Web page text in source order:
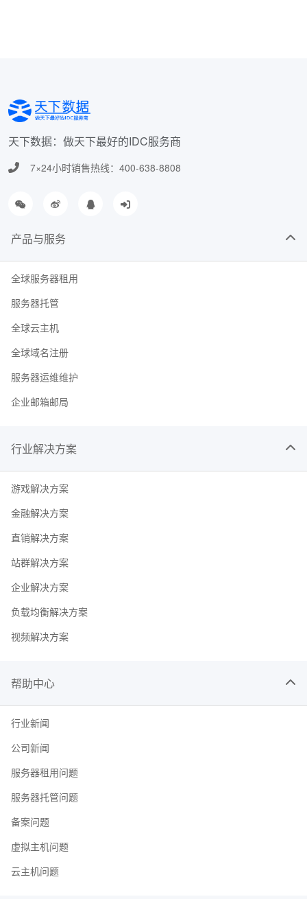
天下数据：做天下最好的IDC服务商
7×24小时销售热线：400-638-8808
产品与服务
全球服务器租用
服务器托管
全球云主机
全球域名注册
服务器运维维护
企业邮箱邮局
行业解决方案
游戏解决方案
金融解决方案
直销解决方案
站群解决方案
企业解决方案
负载均衡解决方案
视频解决方案
帮助中心
行业新闻
公司新闻
服务器租用问题
服务器托管问题
备案问题
虚拟主机问题
云主机问题